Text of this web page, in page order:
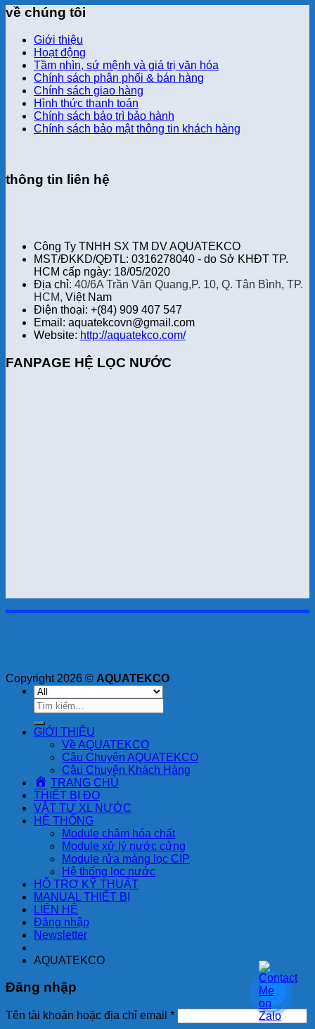
về chúng tôi
Giới thiệu
Hoạt động
Tầm nhìn, sứ mệnh và giá trị văn hóa
Chính sách phân phối & bán hàng
Chính sách giao hàng
Hình thức thanh toán
Chính sách bảo trì bảo hành
Chính sách bảo mật thông tin khách hàng
thông tin liên hệ
Công Ty TNHH SX TM DV AQUATEKCO
MST/ĐKKD/QĐTL: 0316278040 - do Sở KHĐT TP.
HCM cấp ngày: 18/05/2020
Địa chỉ: 40/6A Trần Văn Quang,P. 10, Q. Tân Bình, TP.
HCM, Việt Nam
Điện thoại: +(84) 909 407 547
Email: aquatekcovn@gmail.com
Website: http://aquatekco.com/
FANPAGE HỆ LỌC NƯỚC
Copyright 2026 © AQUATEKCO
Tìm
kiếm:
GIỚI THIỆU
Về AQUATEKCO
Câu Chuyện AQUATEKCO
Câu Chuyện Khách Hàng
TRANG CHỦ
THIẾT BỊ ĐO
VẬT TƯ XL NƯỚC
HỆ THỐNG
Module châm hóa chất
Module xử lý nước cứng
Module rửa màng lọc CIP
Hệ thống lọc nước
HỖ TRỢ KỸ THUẬT
MANUAL THIẾT BỊ
LIÊN HỆ
Đăng nhập
Newsletter
AQUATEKCO
Đăng nhập
Tên tài khoản hoặc địa chỉ email *